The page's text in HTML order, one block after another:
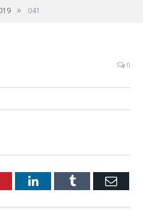
» 041
0
LinkedInTumblr Email